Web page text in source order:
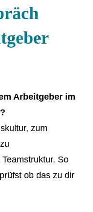
Arbeitgeber im
zum
So
ob das zu dir